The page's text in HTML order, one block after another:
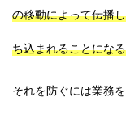
の移動によって伝播
ち込まれることにな
それを防ぐには業務